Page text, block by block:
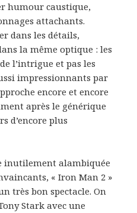
humour caustique,
attachants.
dans les détails,
la même optique : les
l’intrigue et pas les
impressionnants par
encore et encore
après le générique
d’encore plus
inutilement alambiquée
« Iron Man 2 »
très bon spectacle. On
Stark avec une